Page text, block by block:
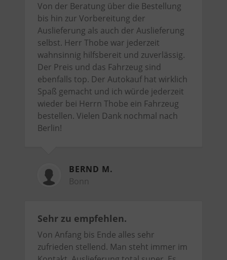
Von der Beratung über die Bestellung
bis hin zur Vorbereitung der
Auslieferung als auch der Auslieferung
selbst. Herr Thobe war jederzeit
wahnsinnig hilfsbereit und zuverlässig.
Der Preis und das Fahrzeug sind
ebenfalls top. Der Autokauf hat wirklich
Spaß gemacht und ich würde jederzeit
wieder bei Herrn Thobe ein Fahrzeug
bestellen. Vielen Dank nochmal nach
Berlin!
BERND M.
Bonn
Sehr zu empfehlen.
Von Anfang bis Ende alles sehr
zufrieden stellend. Man steht immer im